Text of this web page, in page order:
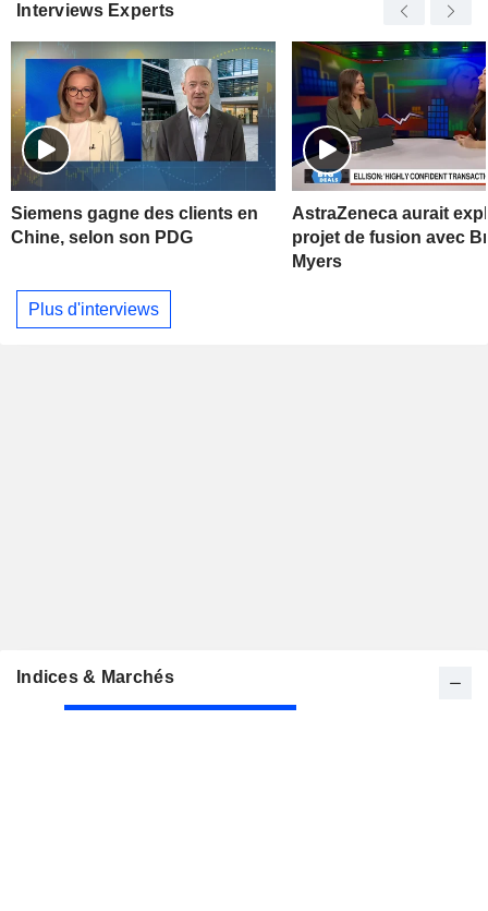
Interviews Experts
Siemens gagne des clients en
Chine, selon son PDG
AstraZeneca aurait
projet de fusion avec
Myers
Plus d'interviews
Indices & Marchés